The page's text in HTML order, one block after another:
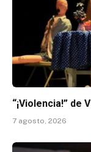
“¡Violencia!” de
7 agosto, 2026